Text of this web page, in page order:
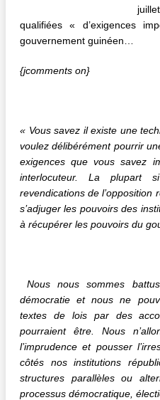
qualifiées « d’exigences
gouvernement guinéen…
{jcomments on}
« Vous savez il existe une
voulez délibérément pourrir
exigences que vous savez
interlocuteur. La plupart
revendications de l’opposition
s’adjuger les pouvoirs des
à récupérer les pouvoirs du
Nous nous sommes
démocratie et nous ne
textes de lois par des
pourraient être. Nous
l’imprudence et pousser
côtés nos institutions
structures parallèles ou
processus démocratique,